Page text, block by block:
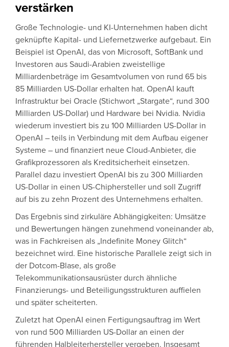
verstärken
Große Technologie- und KI-Unternehmen haben dicht
geknüpfte Kapital- und Liefernetzwerke aufgebaut. Ein
Beispiel ist OpenAI, das von Microsoft, SoftBank und
Investoren aus Saudi-Arabien zweistellige
Milliardenbeträge im Gesamtvolumen von rund 65 bis
85 Milliarden US-Dollar erhalten hat. OpenAI kauft
Infrastruktur bei Oracle (Stichwort „Stargate“, rund 300
Milliarden US-Dollar) und Hardware bei Nvidia. Nvidia
wiederum investiert bis zu 100 Milliarden US-Dollar in
OpenAI – teils in Verbindung mit dem Aufbau eigener
Systeme – und finanziert neue Cloud-Anbieter, die
Grafikprozessoren als Kreditsicherheit einsetzen.
Parallel dazu investiert OpenAI bis zu 300 Milliarden
US-Dollar in einen US-Chiphersteller und soll Zugriff
auf bis zu zehn Prozent des Unternehmens erhalten.
Das Ergebnis sind zirkuläre Abhängigkeiten: Umsätze
und Bewertungen hängen zunehmend voneinander ab,
was in Fachkreisen als „Indefinite Money Glitch“
bezeichnet wird. Eine historische Parallele zeigt sich in
der Dotcom-Blase, als große
Telekommunikationsausrüster durch ähnliche
Finanzierungs- und Beteiligungsstrukturen auffielen
und später scheiterten.
Zuletzt hat OpenAI einen Fertigungsauftrag im Wert
von rund 500 Milliarden US-Dollar an einen der
führenden Halbleiterhersteller vergeben. Insgesamt